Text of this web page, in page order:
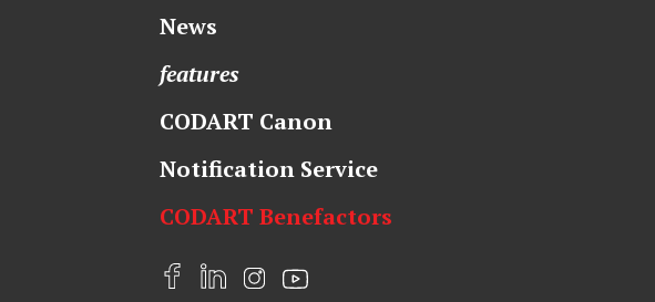
News
features
CODART Canon
Notification Service
CODART Benefactors
F
L
I
Y